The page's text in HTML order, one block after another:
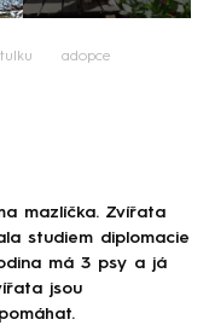
adopce
mazlíčka. Zvířata
studiem diplomacie
má 3 psy a já
jsou